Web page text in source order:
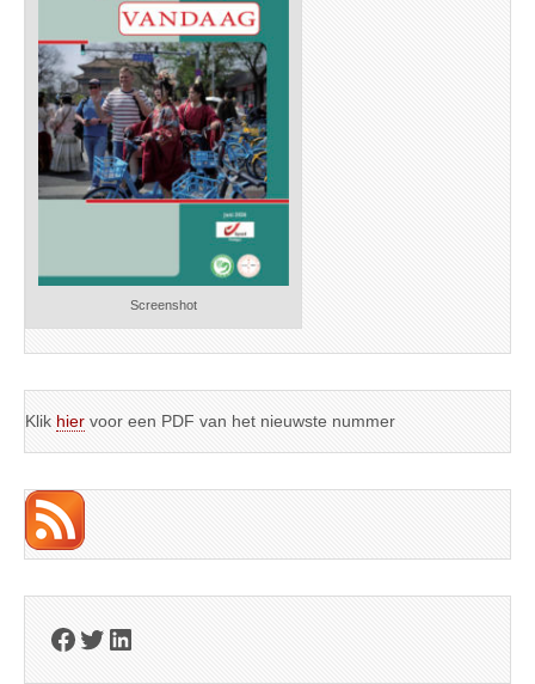
Screenshot
Klik hier voor een PDF van het nieuwste nummer
Facebook
Twitter
LinkedIn